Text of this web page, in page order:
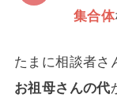
集合体
たまに相談者さ
お祖母さんの代